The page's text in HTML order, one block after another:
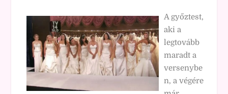
A győztest,
aki a
legtovább
maradt a
versenybe
n, a végére